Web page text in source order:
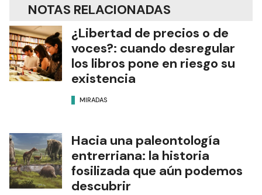
NOTAS RELACIONADAS
¿Libertad de precios o de
voces?: cuando desregular
los libros pone en riesgo su
existencia
MIRADAS
Hacia una paleontología
entrerriana: la historia
fosilizada que aún podemos
descubrir